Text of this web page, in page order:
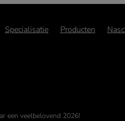
Specialisatie Producten
een veelbelovend 2026!